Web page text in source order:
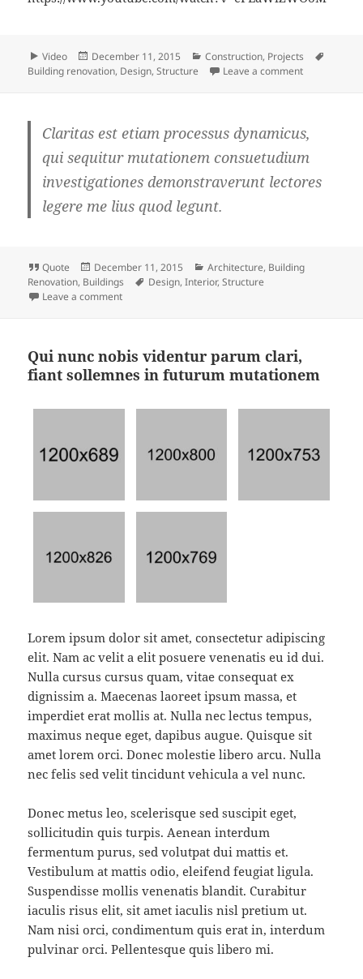
Format
Video
Posted
on
December 11, 2015 Categories
Construction, Projects
Building renovation, Design,Structure Leave a commenton
Claritas est etiam processus dynamicus,
qui sequitur mutationem consuetudium
investigationes demonstraverunt lectores
legere me lius quod legunt.
Format
Quote
Posted
on
December 11, 2015 Categories
Architecture, Building
Renovation, Buildings Tags
Design,Interior,Structure
Leave a commenton
Qui nunc nobis videntur parum clari,
fiant sollemnes in futurum mutationem
Lorem ipsum dolor sit amet, consectetur adipiscing
elit. Nam ac velit a elit posuere venenatis eu id dui.
Nulla cursus cursus quam, vitae consequat ex
dignissim a. Maecenas laoreet ipsum massa, et
imperdiet erat mollis at. Nulla nec lectus tempus,
maximus neque eget, dapibus augue. Quisque sit
amet lorem orci. Donec molestie libero arcu. Nulla
nec felis sed velit tincidunt vehicula a vel nunc.
Donec metus leo, scelerisque sed suscipit eget,
sollicitudin quis turpis. Aenean interdum
fermentum purus, sed volutpat dui mattis et.
Vestibulum at mattis odio, eleifend feugiat ligula.
Suspendisse mollis venenatis blandit. Curabitur
iaculis risus elit, sit amet iaculis nisl pretium ut.
Nam nisi orci, condimentum quis erat in, interdum
pulvinar orci. Pellentesque quis libero mi.